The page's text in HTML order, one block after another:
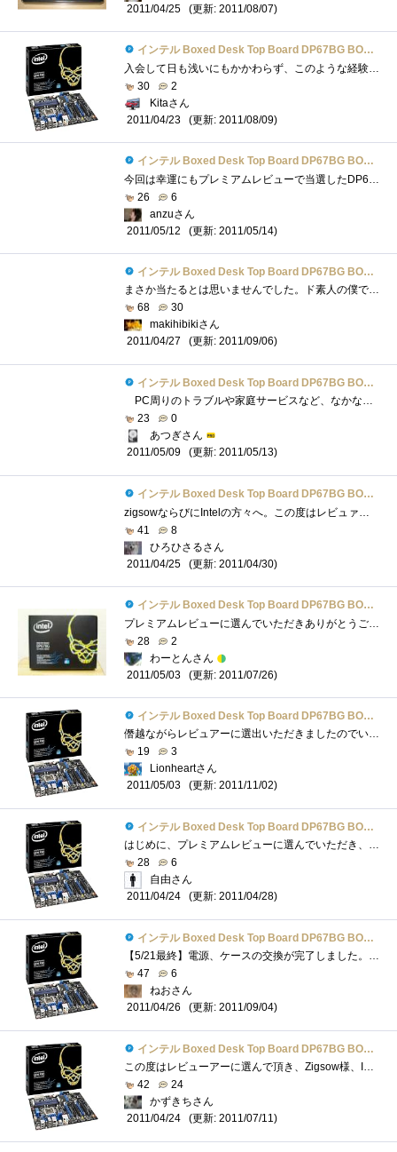
2011/04/25
(更新: 2011/08/07)
インテル Boxed Desk Top Board DP67BG BOXDP67BGB3
入会して日も浅いにもかかわらず、このような経験をさせて頂き本当にありがとうございました。5/2 レビューのまとめを記載させて頂きます。�...
30
2
Kitaさん
2011/04/23
(更新: 2011/08/09)
インテル Boxed Desk Top Board DP67BG BOXDP67BGB3
今回は幸運にもプレミアムレビューで当選したDP67BGB3のレビューを行いたい。■パッケージ同梱されるものは、画像下部左から・SLIブリッジが1つ�...
26
6
anzuさん
2011/05/12
(更新: 2011/05/14)
インテル Boxed Desk Top Board DP67BG BOXDP67BGB3
まさか当たるとは思いませんでした。ド素人の僕でいいんですか。。。。。。。。がむばります。。4/22（金） 38.5度の熱で仕事を休んでいたら、...
68
30
makihibikiさん
2011/04/27
(更新: 2011/09/06)
インテル Boxed Desk Top Board DP67BG BOXDP67BGB3
PC周りのトラブルや家庭サービスなど、なかなかレポートをする時間がなく、遅ればせながらのレポートです。 しかし、一番の問題は、このマ...
23
0
あつぎさん
2011/05/09
(更新: 2011/05/13)
インテル Boxed Desk Top Board DP67BG BOXDP67BGB3
zigsowならびにIntelの方々へ。この度はレビュァーに選出して頂きまして、誠に有り難うございます。2600Kを用いて、OCの耐性や各ベンチマーク等を�...
41
8
ひろひさるさん
2011/04/25
(更新: 2011/04/30)
インテル Boxed Desk Top Board DP67BG BOXDP67BGB3
プレミアムレビューに選んでいただきありがとうございます。P55構成のパソコンのパーツを流用しつつ、HDDも流用しても良かったのですがせっか�...
28
2
わーとんさん
2011/05/03
(更新: 2011/07/26)
インテル Boxed Desk Top Board DP67BG BOXDP67BGB3
僭越ながらレビュアーに選出いただきましたのでいろいろ買いそろえてきましたよ。intelご担当者様、zigsow管理者様、ありがとうございます。お陰...
19
3
Lionheartさん
2011/05/03
(更新: 2011/11/02)
インテル Boxed Desk Top Board DP67BG BOXDP67BGB3
はじめに、プレミアムレビューに選んでいただき、有難うございました。Zigsow様、Intel様に感謝申し上げます。M/Bは4/22(金)に届き、その夜は開封だ...
28
6
自由さん
2011/04/24
(更新: 2011/04/28)
インテル Boxed Desk Top Board DP67BG BOXDP67BGB3
【5/21最終】電源、ケースの交換が完了しました。最終的なマシン構成Mother：IntelDP67BGB3 （これですね＾＾；）CPU：IntelCorei72600K （4.2GHzにライトOC...
47
6
ねおさん
2011/04/26
(更新: 2011/09/04)
インテル Boxed Desk Top Board DP67BG BOXDP67BGB3
この度はレビューアーに選んで頂き、Zigsow様、Intel様ありがとうございました。私自身パーツ組みからは自作機２台目となるため、初心者目線での...
42
24
かずきちさん
2011/04/24
(更新: 2011/07/11)